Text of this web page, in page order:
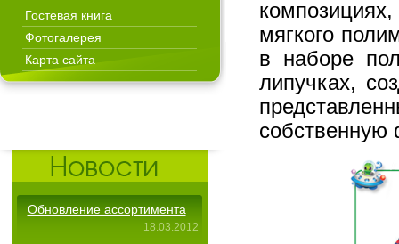
Гостевая книга
Фотогалерея
Карта сайта
Обновление ассортимента
18.03.2012
мягкого
в наборе
липучках,
собственную